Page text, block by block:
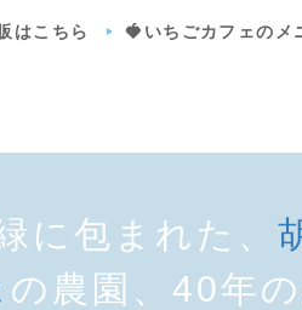
はこちら 🍓いちごカフェのメ
に包まれた、
の農園、40年